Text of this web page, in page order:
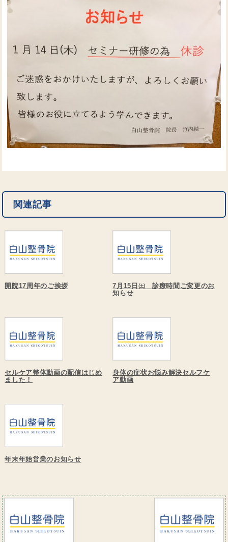
関連記事
開院17周年のご挨拶
7月15日㈯ 診療時間ご変更のお
知らせ
セルケア整体動画の配信はじめ
ました！
身体の症状お悩み解決セルフケ
ア動画
年末年始営業のお知らせ